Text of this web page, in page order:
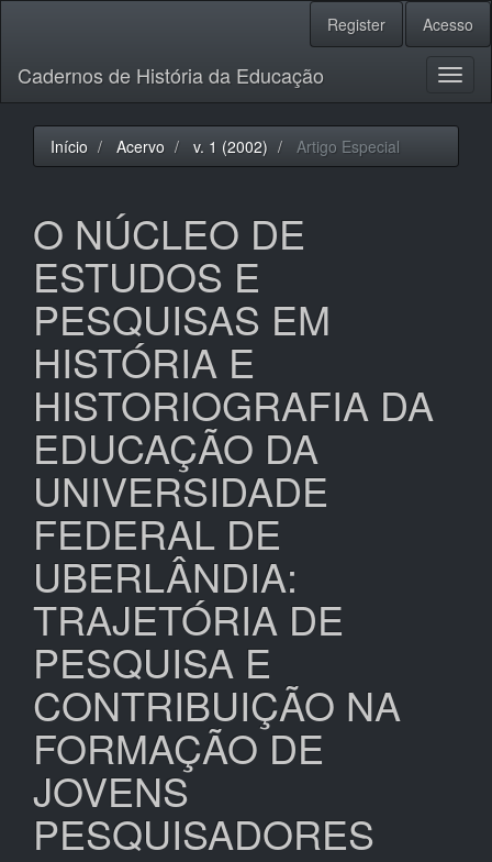
principal
Barra
Lateral
Register Acesso
Cadernos de História da Educação
Início Acervo v. 1 (2002) Artigo Especial
O NÚCLEO DE
ESTUDOS E
PESQUISAS EM
HISTÓRIA E
HISTORIOGRAFIA DA
EDUCAÇÃO DA
UNIVERSIDADE
FEDERAL DE
UBERLÂNDIA:
TRAJETÓRIA DE
PESQUISA E
CONTRIBUIÇÃO NA
FORMAÇÃO DE
JOVENS
PESQUISADORES